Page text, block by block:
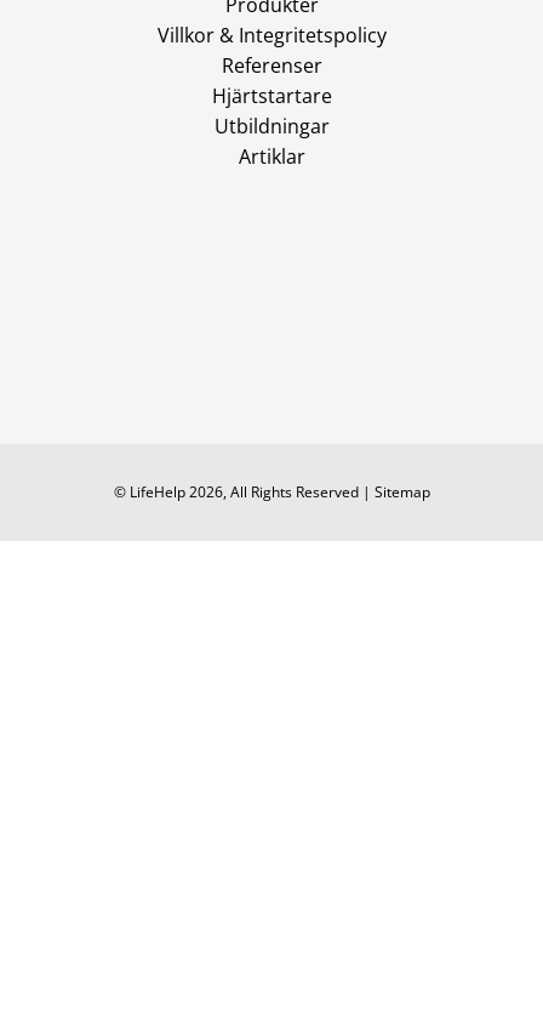
Villkor & Integritetspolicy
Referenser
Hjärtstartare
Utbildningar
Artiklar
© LifeHelp2026, All Rights Reserved | Sitemap